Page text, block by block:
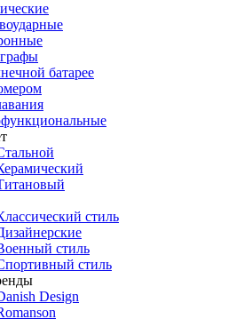
батарее
стиль
стиль
стиль
Design